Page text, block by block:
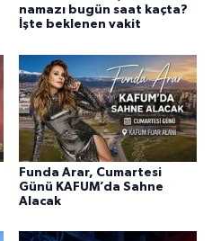
namazı bugün saat kaçta?
İşte beklenen vakit
Funda Arar, Cumartesi
Günü KAFUM’da Sahne
Alacak